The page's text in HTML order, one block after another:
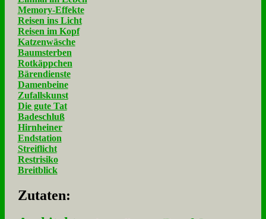
Memory-Effekte
Reisen ins Licht
Reisen im Kopf
Katzenwäsche
Baumsterben
Rotkäppchen
Bärendienste
Damenbeine
Zufallskunst
Die gute Tat
Badeschluß
Hirnheiner
Endstation
Streiflicht
Restrisiko
Breitblick
Zu­ta­ten: